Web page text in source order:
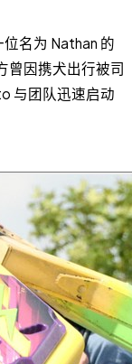
名为 Nathan 的
曾因携犬出行被司
与团队迅速启动